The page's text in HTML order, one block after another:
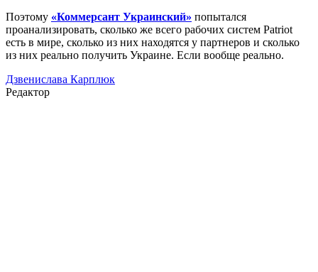
Поэтому «Коммерсант Украинский» попытался
проанализировать, сколько же всего рабочих систем Patriot
есть в мире, сколько из них находятся у партнеров и сколько
из них реально получить Украине. Если вообще реально.
Дзвенислава Карплюк
Редактор